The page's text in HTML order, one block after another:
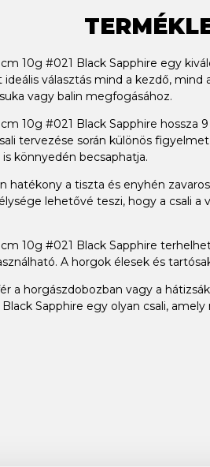
10g #021 Black Sapphire egy
választás mind a kezdő,
vagy balin megfogásához.
10g #021 Black Sapphire
tervezése során különös
könnyedén becsaphatja.
hatékony a tiszta és enyhén
lehetővé teszi, hogy a csali
10g #021 Black Sapphire
A horgok élesek és
a horgászdobozban vagy a
Sapphire egy olyan csali,